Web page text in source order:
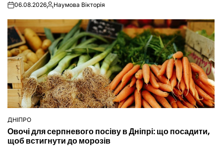
on06.08.2026Опубліковано
Наумова Вікторія
ОПУБЛІКУВАТИ
У
ДНІПРО
Овочі для серпневого посіву в Дніпрі: що посадити,
щоб встигнути до морозів